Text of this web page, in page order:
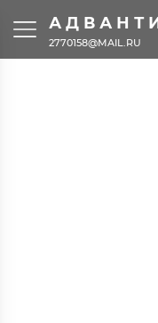
2770158@MAIL.RU